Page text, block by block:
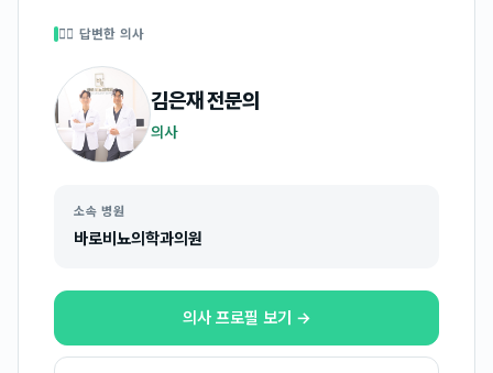
👩‍⚕️ 답변한 의사
김은재전문의
의사
소속 병원
바로비뇨의학과의원
의사 프로필 보기 →